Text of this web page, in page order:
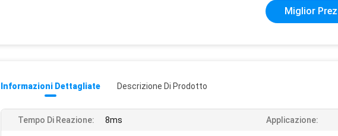
Miglior
Informazioni Dettagliate Descrizione Di Prodotto
Tempo Di Reazione: 8ms Applicazione: